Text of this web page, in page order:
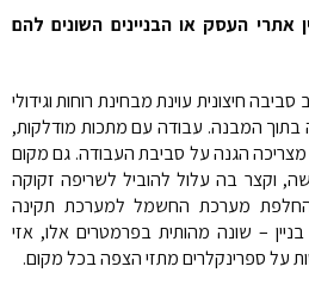
העסק או הבניינים השונים להם
חיצונית עוינת מבחינת רוחות וגידולי
המבנה. עבודה עם מתכות מודלקות,
מצריכה הגנה על סביבת העבודה. גם מקום
וקצר בה עלול להוביל לשריפה זקוקה
מערכת החשמל למערכת תקינה
– שונה מהותית בפרמטרים אלו, אזי
על ספרינקלרים מתזי הצפה בכל מקום.